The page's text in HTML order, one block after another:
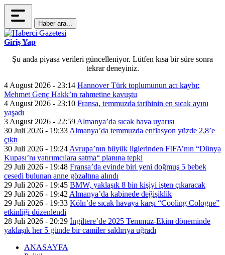
Haber ara...
Giriş Yap
Şu anda piyasa verileri güncelleniyor. Lütfen kısa bir süre sonra
tekrar deneyiniz.
4 August 2026 - 23:14 Hannover Türk toplumunun acı kaybı:
Mehmet Genç Hakk’ın rahmetine kavuştu
4 August 2026 - 23:10 Fransa, temmuzda tarihinin en sıcak ayını
yaşadı
3 August 2026 - 22:59 Almanya’da sıcak hava uyarısı
30 Juli 2026 - 19:33 Almanya’da temmuzda enflasyon yüzde 2,8’e
çıktı
30 Juli 2026 - 19:24 Avrupa’nın büyük liglerinden FIFA’nın “Dünya
Kupası’nı yatırımcılara satma“ planına tepki
29 Juli 2026 - 19:48 Fransa’da evinde biri yeni doğmuş 5 bebek
cesedi bulunan anne gözaltına alındı
29 Juli 2026 - 19:45 BMW, yaklaşık 8 bin kişiyi işten çıkaracak
29 Juli 2026 - 19:42 Almanya’da kabinede değişiklik
29 Juli 2026 - 19:33 Köln’de sıcak havaya karşı “Cooling Cologne”
etkinliği düzenlendi
28 Juli 2026 - 20:29 İngiltere’de 2025 Temmuz-Ekim döneminde
yaklaşık her 5 günde bir camiler saldırıya uğradı
ANASAYFA